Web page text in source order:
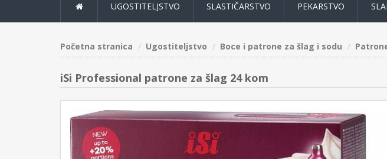
UGOSTITELJSTVO SLASTIČARSTVO PEKARSTVO
Početna stranica Ugostiteljstvo Boce i patrone za šlag i sodu
iSi Professional patrone za šlag 24 kom